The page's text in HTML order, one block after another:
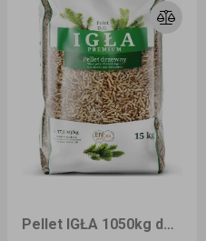
Pellet IGŁA 1050kg dostawa cała Polska